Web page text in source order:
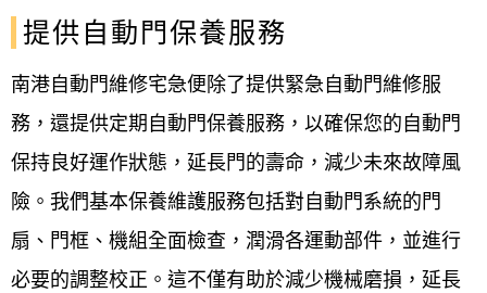
提供自動門保養服務
南港自動門維修宅急便除了提供緊急自動門維修服
務，還提供定期自動門保養服務，以確保您的自動門
保持良好運作狀態，延長門的壽命，減少未來故障風
險。我們基本保養維護服務包括對自動門系統的門
扇、門框、機組全面檢查，潤滑各運動部件，並進行
必要的調整校正。這不僅有助於減少機械磨損，延長